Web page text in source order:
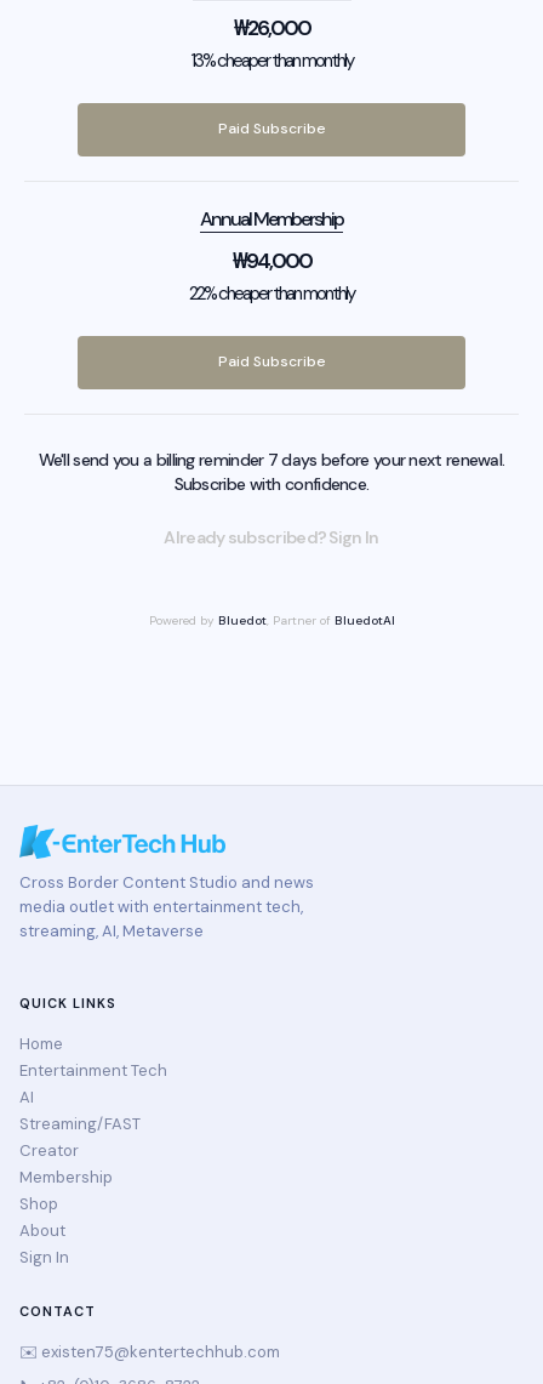
₩26,000
13% cheaper than monthly
Paid Subscribe
Annual Membership
₩94,000
22% cheaper than monthly
Paid Subscribe
We'll send you a billing reminder 7 days before your next renewal.
Subscribe with confidence.
Already subscribed? Sign In
Powered by Bluedot, Partner of BluedotAI
Cross Border Content Studio and news
media outlet with entertainment tech,
streaming, AI, Metaverse
QUICK LINKS
Home
Entertainment Tech
AI
Streaming/FAST
Creator
Membership
Shop
About
Sign In
CONTACT
✉️ existen75@kentertechhub.com